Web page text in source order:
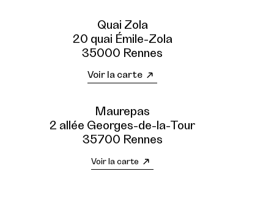
Quai Zola
20 quai Émile-Zola
35000 Rennes
Voir la carte
Maurepas
2 allée Georges-de-la-Tour
35700 Rennes
Voir la carte